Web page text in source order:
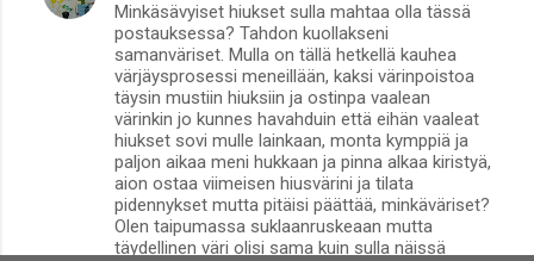
Minkäsävyiset hiukset sulla mahtaa olla tässä
postauksessa? Tahdon kuollakseni
samanväriset. Mulla on tällä hetkellä kauhea
värjäysprosessi meneillään, kaksi värinpoistoa
täysin mustiin hiuksiin ja ostinpa vaalean
värinkin jo kunnes havahduin että eihän vaaleat
hiukset sovi mulle lainkaan, monta kymppiä ja
paljon aikaa meni hukkaan ja pinna alkaa kiristyä,
aion ostaa viimeisen hiusvärini ja tilata
pidennykset mutta pitäisi päättää, minkäväriset?
Olen taipumassa suklaanruskeaan mutta
täydellinen väri olisi sama kuin sulla näissä